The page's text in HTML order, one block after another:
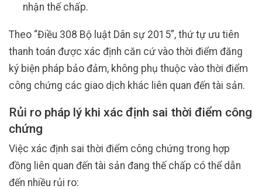
nhận thế chấp.
Theo “Điều 308 Bộ luật Dân sự 2015”, thứ tự ưu tiên
thanh toán được xác định căn cứ vào thời điểm đăng
ký biện pháp bảo đảm, không phụ thuộc vào thời điểm
công chứng các giao dịch khác liên quan đến tài sản.
Rủi ro pháp lý khi xác định sai thời điểm công
chứng
Việc xác định sai thời điểm công chứng trong hợp
đồng liên quan đến tài sản đang thế chấp có thể dẫn
đến nhiều rủi ro: